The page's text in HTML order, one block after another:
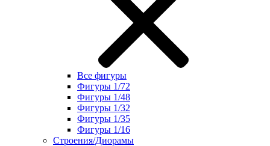
Все фигуры
Фигуры 1/72
Фигуры 1/48
Фигуры 1/32
Фигуры 1/35
Фигуры 1/16
Строения/Диорамы